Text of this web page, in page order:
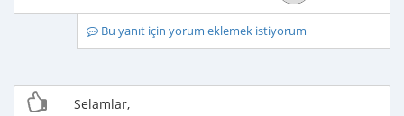
Bu yanıt için yorum eklemek istiyorum
Selamlar,